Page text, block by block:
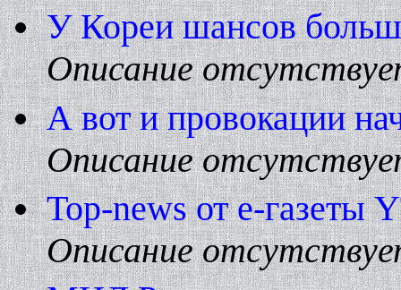
У Коpеи шансов
Описание
А вот и пpовокации
Описание
Top-news от е-газеты
Описание